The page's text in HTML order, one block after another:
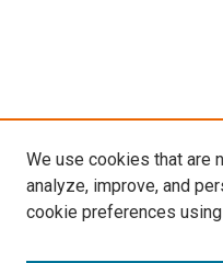
We use cookies that are
analyze, improve, and
cookie preferences